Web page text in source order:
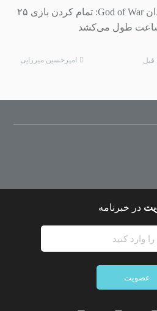
کارگردان God of War: تمام کردن بازی ۲۵
امیرحسین میرزایی
در خبرنامه
عضویت